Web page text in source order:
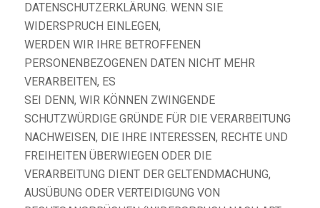
DATENSCHUTZERKLÄRUNG. WENN SIE
WIDERSPRUCH EINLEGEN,
WERDEN WIR IHRE BETROFFENEN
PERSONENBEZOGENEN DATEN NICHT MEHR
VERARBEITEN, ES
SEI DENN, WIR KÖNNEN ZWINGENDE
SCHUTZWÜRDIGE GRÜNDE FÜR DIE VERARBEITUNG
NACHWEISEN, DIE IHRE INTERESSEN, RECHTE UND
FREIHEITEN ÜBERWIEGEN ODER DIE
VERARBEITUNG DIENT DER GELTENDMACHUNG,
AUSÜBUNG ODER VERTEIDIGUNG VON